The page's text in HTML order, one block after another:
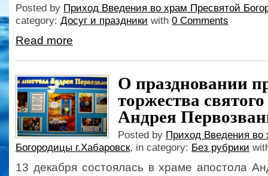
Posted by Приход Введения во храм Пресвятой
category: Досуг и праздники with 0 Comments
Read more
О праздновании
торжества
Андрея
Posted by Приход Введения во
Богородицы г.Хабаровск, in category: Без рубрики
13 декабря состоялась в храме апостола